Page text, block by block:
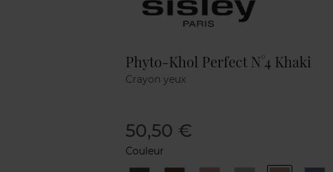
Phyto-Khol Perfect N°4 Khaki
Crayon yeux
50,50 €
Couleur